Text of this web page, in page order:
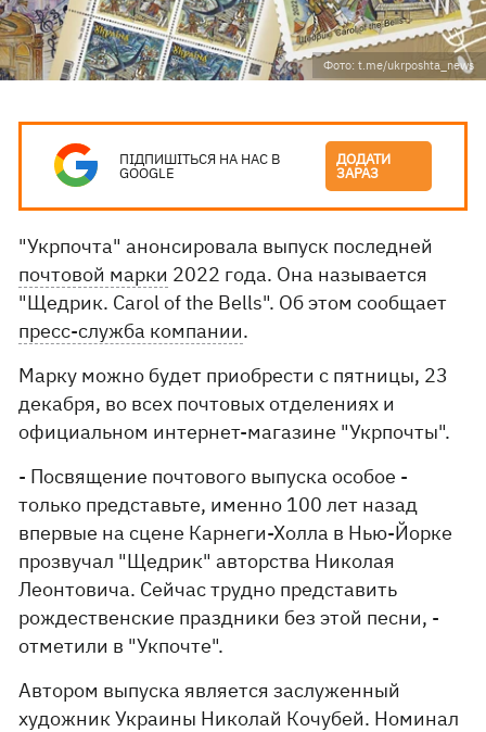
Фото: t.me/ukrposhta_news
ПІДПИШІТЬСЯ НА НАС В
GOOGLE
ДОДАТИ
ЗАРАЗ
"Укрпочта" анонсировала выпуск последней
почтовой марки 2022 года. Она называется
"Щедрик. Carol of the Bells". Об этом сообщает
пресс-служба компании.
Марку можно будет приобрести с пятницы, 23
декабря, во всех почтовых отделениях и
официальном интернет-магазине "Укрпочты".
- Посвящение почтового выпуска особое -
только представьте, именно 100 лет назад
впервые на сцене Карнеги-Холла в Нью-Йорке
прозвучал "Щедрик" авторства Николая
Леонтовича. Сейчас трудно представить
рождественские праздники без этой песни, -
отметили в "Укпочте".
Автором выпуска является заслуженный
художник Украины Николай Кочубей. Номинал